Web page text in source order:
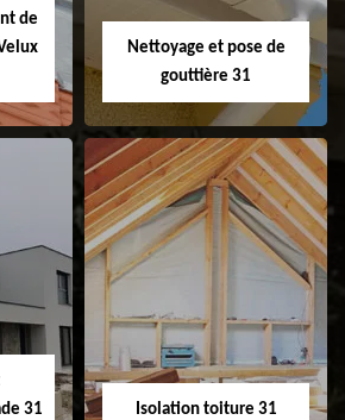
de
et
Nettoyage et pose de
gouttière 31
Nettoyage et pose
31
Isolation toiture 31